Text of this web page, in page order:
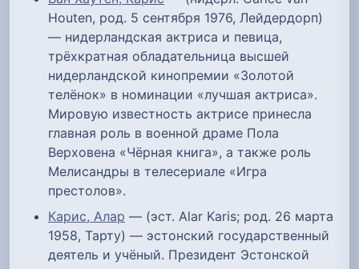
Houten, род. 5 сентября 1976, Лейдердорп)
— нидерландская актриса и певица,
трёхкратная обладательница высшей
нидерландской кинопремии «Золотой
телёнок» в номинации «лучшая актриса».
Мировую известность актрисе принесла
главная роль в военной драме Пола
Верховена «Чёрная книга», а также роль
Мелисандры в телесериале «Игра
престолов».
Карис, Алар — (эст. Alar Karis; род. 26 марта
1958, Тарту) — эстонский государственный
деятель и учёный. Президент Эстонской